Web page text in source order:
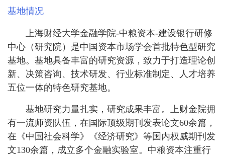
基地情况
上海财经大学金融学院-中粮资本-建设银行研修
中心（研究院）是中国资本市场学会首批特色型研究
基地。基地具备丰富的研究资源，致力于打造理论创
新、决策咨询、技术研发、行业标准制定、人才培养
五位一体的特色研究基地。
基地研究力量扎实，研究成果丰富。上财金院拥
有一流师资队伍，在国际顶级期刊发表论文60余篇，
在《中国社会科学》《经济研究》等国内权威期刊发
文130余篇，成立多个金融实验室。中粮资本注重行